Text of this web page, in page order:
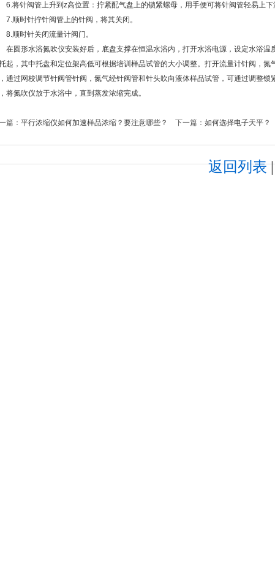
将针阀管上升到z高位置：拧紧配气盘上的锁紧螺母，用手便可将针阀管轻易上下
顺时针拧针阀管上的针阀，将其关闭。
顺时针关闭流量计阀门。
圆形水浴氮吹仪安装好后，底盘支撑在恒温水浴内，打开水浴电源，设定水浴温
起，其中托盘和定位架高低可根据培训样品试管的大小调整。打开流量计针阀，
通过网校调节针阀管针阀，氮气经针阀管和针头吹向液体样品试管，可通过调整
将氮吹仪放于水浴中，直到蒸发浓缩完成。
篇： 平行浓缩仪如何加速样品浓缩？要注意哪些？ 下一篇： 如何选择电子天平？
返回列表